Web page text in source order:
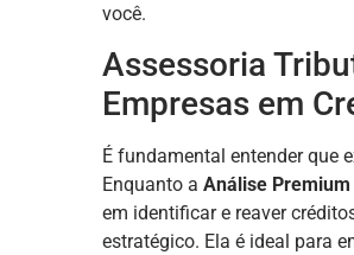
você.
Assessoria
Empresas em
É fundamental entender que
Enquanto a Análise Premium
em identificar e reaver
estratégico. Ela é ideal para